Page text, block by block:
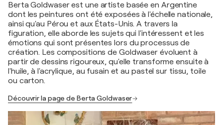
Berta Goldwaser est une artiste basée en Argentine
dont les peintures ont été exposées à l'échelle nationale,
ainsi qu'au Pérou et aux États-Unis. A travers la
figuration, elle aborde les sujets qui l'intéressent et les
émotions qui sont présentes lors du processus de
création. Les compositions de Goldwaser évoluent à
partir de dessins rigoureux, qu'elle transforme ensuite à
l'huile, à l'acrylique, au fusain et au pastel sur tissu, toile
ou carton.
Découvrir la page de Berta Goldwaser